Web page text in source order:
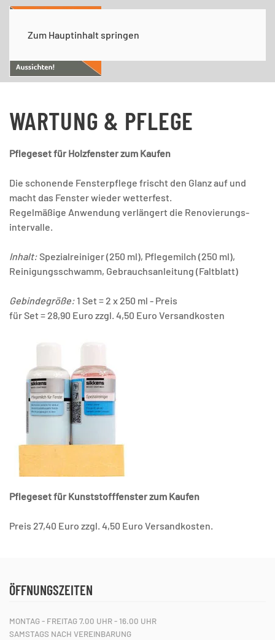
Zum Hauptinhalt springen
WARTUNG & PFLEGE
Pflegeset für Holzfenster zum Kaufen
Die schonende Fensterpflege frischt den Glanz auf und
macht das Fenster wieder wetterfest.
Regelmäßige Anwendung verlängert die Renovierungs-
intervalle.
Inhalt:Spezialreiniger (250 ml), Pflegemilch (250 ml),
Reinigungsschwamm, Gebrauchsanleitung (Faltblatt)
Gebindegröße:1 Set = 2 x 250 ml - Preis
für Set = 28,90 Euro zzgl. 4,50 Euro Versandkosten
Pflegeset für Kunststofffenster zum Kaufen
Preis 27,40 Euro zzgl. 4,50 Euro Versandkosten.
ÖFFNUNGSZEITEN
MONTAG - FREITAG 7.00 UHR - 16.00 UHR
SAMSTAGS NACH VEREINBARUNG